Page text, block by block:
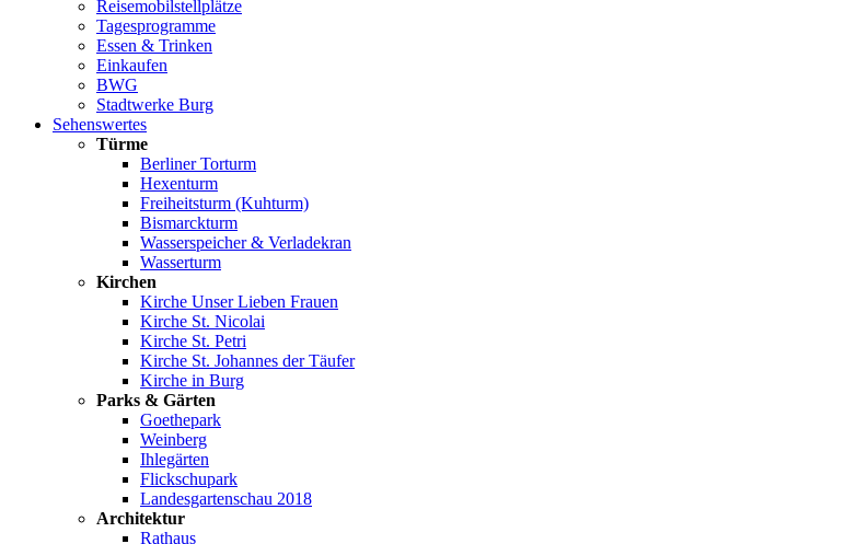
Reisemobilstellplätze
Tagesprogramme
Essen & Trinken
Einkaufen
BWG
Stadtwerke Burg
Sehenswertes
Türme
Berliner Torturm
Hexenturm
Freiheitsturm (Kuhturm)
Bismarckturm
Wasserspeicher & Verladekran
Wasserturm
Kirchen
Kirche Unser Lieben Frauen
Kirche St. Nicolai
Kirche St. Petri
Kirche St. Johannes der Täufer
Kirche in Burg
Parks & Gärten
Goethepark
Weinberg
Ihlegärten
Flickschupark
Landesgartenschau 2018
Architektur
Rathaus